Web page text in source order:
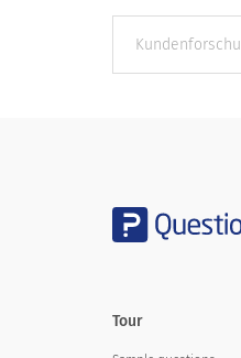
Kategorien
Tour